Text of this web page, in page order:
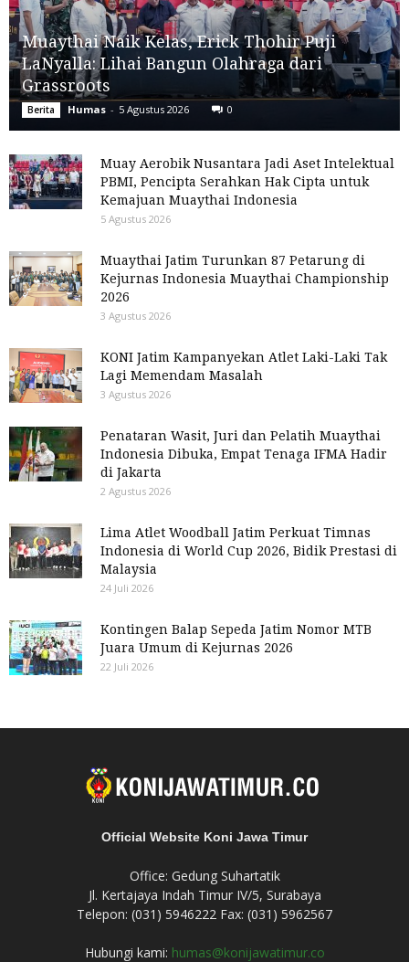
Muaythai Naik Kelas, Erick Thohir Puji
LaNyalla: Lihai Bangun Olahraga dari
Grassroots
Berita Humas - 5 Agustus 2026 0
Muay Aerobik Nusantara Jadi Aset Intelektual
PBMI, Pencipta Serahkan Hak Cipta untuk
Kemajuan Muaythai Indonesia
5 Agustus 2026
Muaythai Jatim Turunkan 87 Petarung di
Kejurnas Indonesia Muaythai Championship
2026
3 Agustus 2026
KONI Jatim Kampanyekan Atlet Laki-Laki Tak
Lagi Memendam Masalah
3 Agustus 2026
Penataran Wasit, Juri dan Pelatih Muaythai
Indonesia Dibuka, Empat Tenaga IFMA Hadir
di Jakarta
2 Agustus 2026
Lima Atlet Woodball Jatim Perkuat Timnas
Indonesia di World Cup 2026, Bidik Prestasi di
Malaysia
24 Juli 2026
Kontingen Balap Sepeda Jatim Nomor MTB
Juara Umum di Kejurnas 2026
22 Juli 2026
Official Website Koni Jawa Timur
Office: Gedung Suhartatik
Jl. Kertajaya Indah Timur IV/5, Surabaya
Telepon: (031) 5946222 Fax: (031) 5962567
Hubungi kami: humas@konijawatimur.co